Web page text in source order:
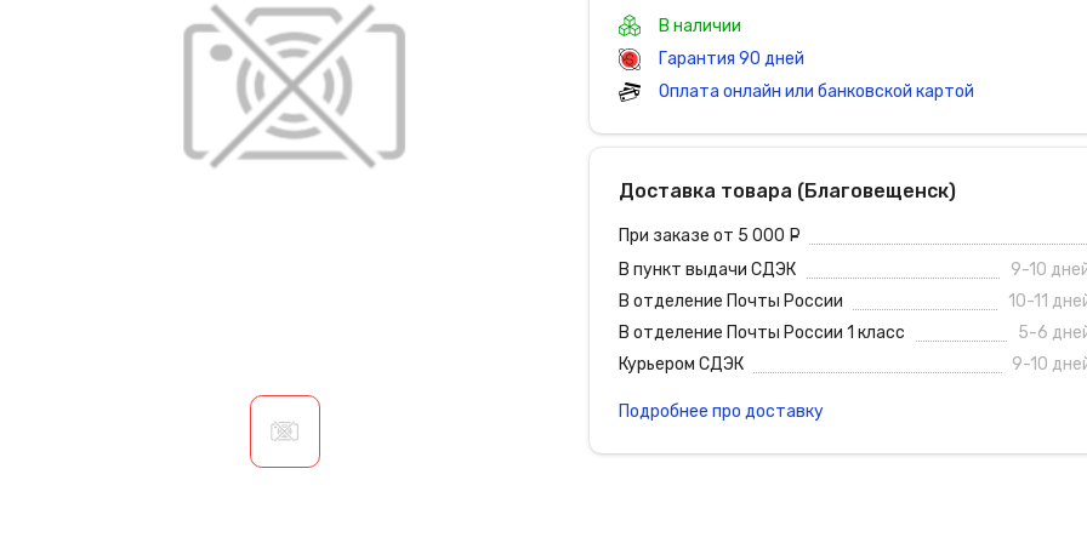
В наличии
Гарантия 90 дней
Оплата онлайн или банковской картой
Доставка товара (Благовещенск)
При заказе от 5 000
В пункт выдачи СДЭК
9-10
В отделение Почты России
10-11
В отделение Почты России 1 класс
5-6
Курьером СДЭК
9-10
Подробнее про доставку